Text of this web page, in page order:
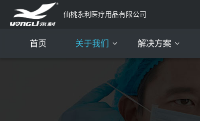
仙桃永利医疗用品有限公司
首页 关于我们 解决方案
我们的服务
我们的客户
常见问题